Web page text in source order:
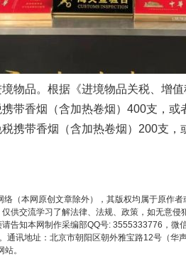
品。根据《进境物品关税、增值
带香烟（含加热卷烟）400支，
携带香烟（含加热卷烟）200支，
络（本网原创文章除外），其版权均属于原作
供交流学习了解法律、法规、政策，如无意
告知本网制作采编部QQ号: 3555333776，
讯地址：北京市朝阳区朝外雅宝路12号（华
。
法徽映军营 权益有保障